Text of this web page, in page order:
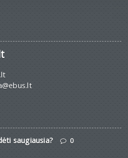
saugiausia? 0